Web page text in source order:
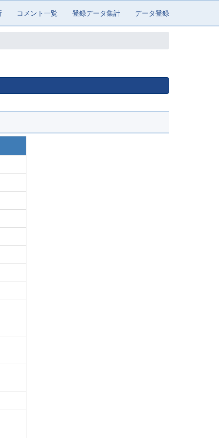
コメント一覧 登録データ集計 データ登録